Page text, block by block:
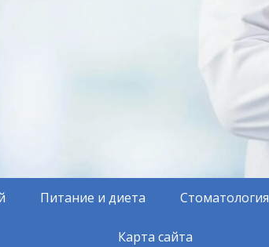
Питание и диета Стоматология
Карта сайта